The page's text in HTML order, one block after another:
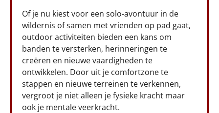
Of je nu kiest voor een solo-avontuur in de
wildernis of samen met vrienden op pad gaat,
outdoor activiteiten bieden een kans om
banden te versterken, herinneringen te
creëren en nieuwe vaardigheden te
ontwikkelen. Door uit je comfortzone te
stappen en nieuwe terreinen te verkennen,
vergroot je niet alleen je fysieke kracht maar
ook je mentale veerkracht.